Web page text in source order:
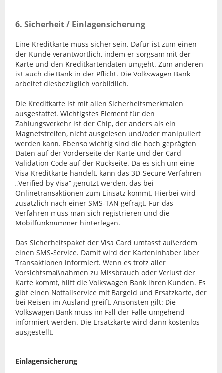
6. Sicherheit / Einlagensicherung
Eine Kreditkarte muss sicher sein. Dafür ist zum einen
der Kunde verantwortlich, indem er sorgsam mit der
Karte und den Kreditkartendaten umgeht. Zum anderen
ist auch die Bank in der Pflicht. Die Volkswagen Bank
arbeitet diesbezüglich vorbildlich.
Die Kreditkarte ist mit allen Sicherheitsmerkmalen
ausgestattet. Wichtigstes Element für den
Zahlungsverkehr ist der Chip, der anders als ein
Magnetstreifen, nicht ausgelesen und/oder manipuliert
werden kann. Ebenso wichtig sind die hoch geprägten
Daten auf der Vorderseite der Karte und der Card
Validation Code auf der Rückseite. Da es sich um eine
Visa Kreditkarte handelt, kann das 3D-Secure-Verfahren
„Verified by Visa“ genutzt werden, das bei
Onlinetransaktionen zum Einsatz kommt. Hierbei wird
zusätzlich nach einer SMS-TAN gefragt. Für das
Verfahren muss man sich registrieren und die
Mobilfunknummer hinterlegen.
Das Sicherheitspaket der Visa Card umfasst außerdem
einen SMS-Service. Damit wird der Karteninhaber über
Transaktionen informiert. Wenn es trotz aller
Vorsichtsmaßnahmen zu Missbrauch oder Verlust der
Karte kommt, hilft die Volkswagen Bank ihren Kunden. Es
gibt einen Notfallservice mit Bargeld und Ersatzkarte, der
bei Reisen im Ausland greift. Ansonsten gilt: Die
Volkswagen Bank muss im Fall der Fälle umgehend
informiert werden. Die Ersatzkarte wird dann kostenlos
ausgestellt.
Einlagensicherung